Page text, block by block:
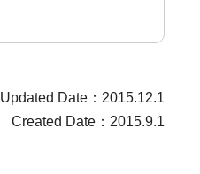
Updated Date：2015.12.1
Created Date：2015.9.1